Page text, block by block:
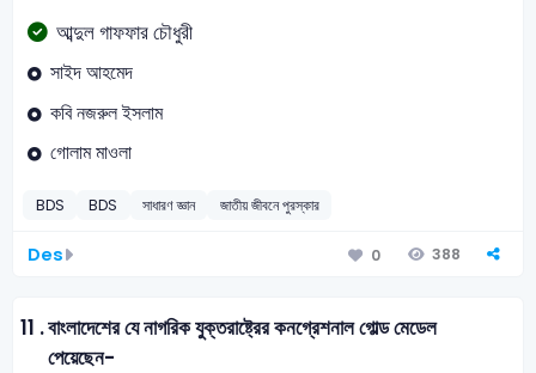
আব্দুল গাফফার চৌধুরী
সাইদ আহমেদ
কবি নজরুল ইসলাম
গোলাম মাওলা
BDS BDS সাধারণ জ্ঞান জাতীয় জীবনে পুরস্কার
Des 0 388
11 .বাংলাদেশের যে নাগরিক যুক্তরাষ্ট্রের কনগ্রেশনাল গোল্ড মেডেল
পেয়েছেন-